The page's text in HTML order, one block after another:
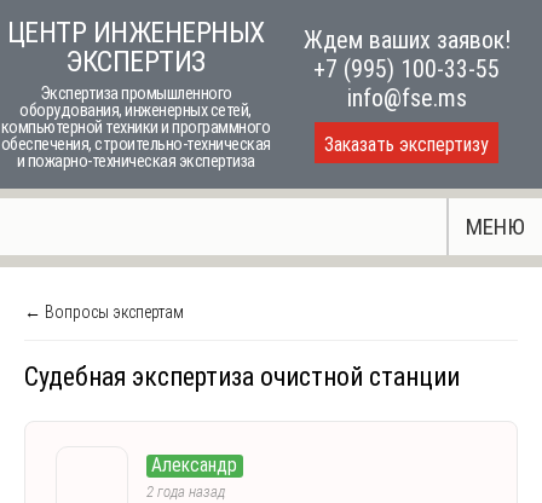
to
content
ЦЕНТР ИНЖЕНЕРНЫХ
ЭКСПЕРТИЗ
Экспертиза промышленного
оборудования, инженерных сетей,
компьютерной техники и программного
обеспечения, строительно-техническая
и пожарно-техническая экспертиза
Ждем ваших заявок!
+7 (995) 100-33-55
info@fse.ms
Заказать экспертизу
МЕНЮ
← Вопросы экспертам
Судебная экспертиза очистной станции
Александр
2 года назад